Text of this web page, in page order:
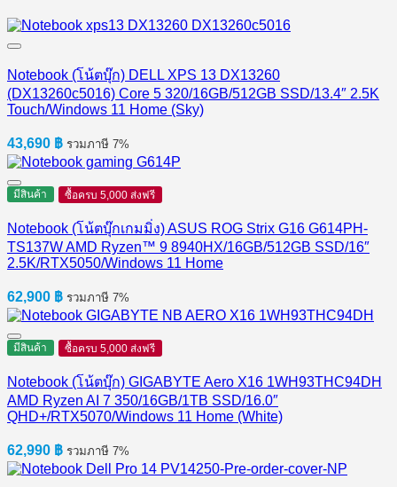
Notebook (โน้ตบุ๊ก) DELL XPS 13 DX13260
(DX13260c5016) Core 5 320/16GB/512GB SSD/13.4″ 2.5K
Touch/Windows 11 Home (Sky)
43,690 ฿ รวมภาษี 7%
มีสินค้า ซื้อครบ 5,000 ส่งฟรี
Notebook (โน้ตบุ๊กเกมมิ่ง) ASUS ROG Strix G16 G614PH-
TS137W AMD Ryzen™ 9 8940HX/16GB/512GB SSD/16″
2.5K/RTX5050/Windows 11 Home
62,900 ฿ รวมภาษี 7%
มีสินค้า ซื้อครบ 5,000 ส่งฟรี
Notebook (โน้ตบุ๊ก) GIGABYTE Aero X16 1WH93THC94DH
AMD Ryzen AI 7 350/16GB/1TB SSD/16.0″
QHD+/RTX5070/Windows 11 Home (White)
62,990 ฿ รวมภาษี 7%